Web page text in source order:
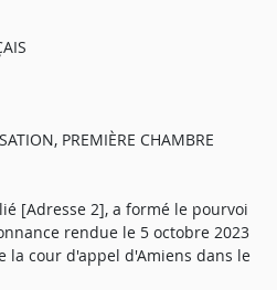
PREMIÈRE CHAMBRE
[Adresse 2], a formé le pourvoi
rendue le 5 octobre 2023
cour d'appel d'Amiens dans le